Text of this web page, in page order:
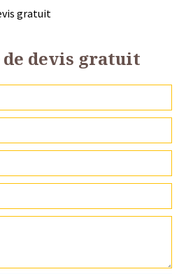
gratuit
de devis gratuit